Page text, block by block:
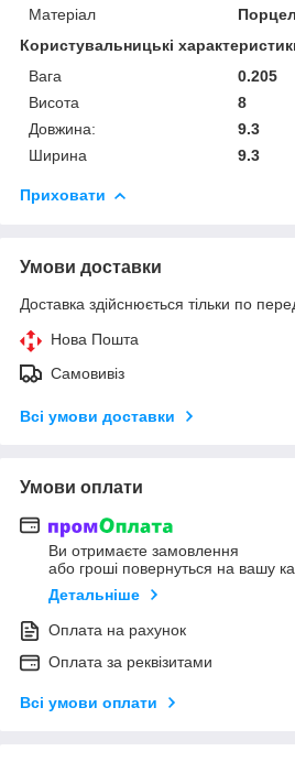
Матеріал
Користувальницькі
Вага
0.205
Висота
8
Довжина:
9.3
Ширина
9.3
Приховати
Умови доставки
Доставка здійснюється тільки по
Нова Пошта
Самовивіз
Всі умови доставки
Умови оплати
Ви отримаєте замовлення
або гроші повернуться на вашу
Детальніше
Оплата на рахунок
Оплата за реквізитами
Всі умови оплати